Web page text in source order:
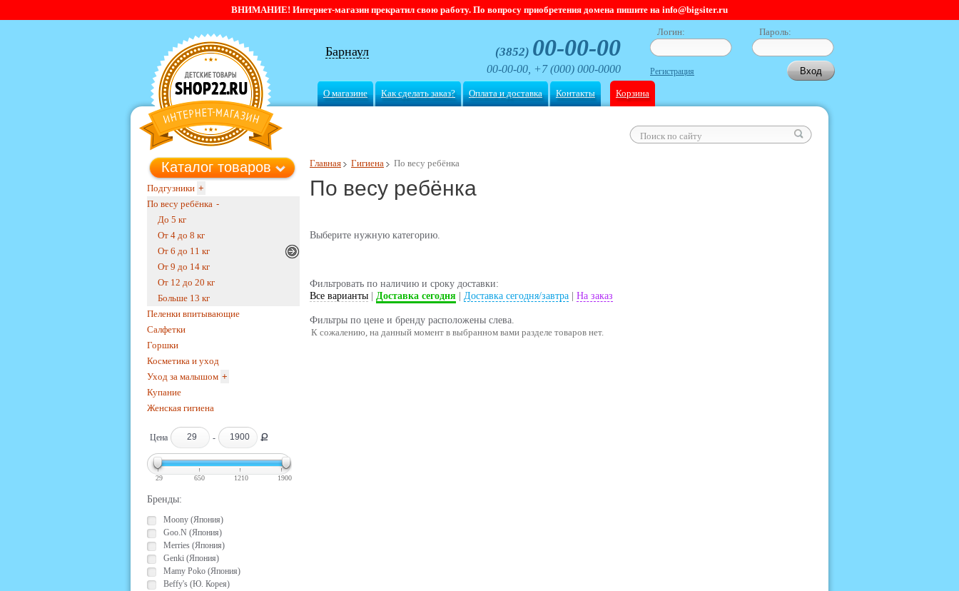
ВНИМАНИЕ! Интернет-магазин прекратил свою работу. По вопросу приобретения домена пишите на info@bigsiter.ru
Барнаул (3852) 00-00-00
00-00-00, +7 (000) 000-0000
Логин: Пароль:
Регистрация
О магазине Как сделать заказ? Оплата и доставка Контакты Корзина
Главная Гигиена По весу ребёнка
По весу ребёнка
Выберите нужную категорию.
Фильтровать по наличию и сроку доставки:
Все варианты
Доставка сегодня Доставка сегодня/завтра На заказ
Фильтры по цене и бренду расположены слева.
Каталог товаров
Подгузники +
По весу ребёнка -
До 5 кг
От 4 до 8 кг
От 6 до 11 кг
От 9 до 14 кг
От 12 до 20 кг
Больше 13 кг
Пеленки впитывающие
Салфетки
Горшки
Косметика и уход
Уход за малышом +
Купание
Женская гигиена
Цена - Ք
29 650 1210 1900
Бренды:
Moony (Япония)
Goo.N (Япония)
Merries (Япония)
Genki (Япония)
Mamy Poko (Япония)
Beffy's (Ю. Корея)
К сожалению, на данный момент в выбранном вами разделе товаров нет.